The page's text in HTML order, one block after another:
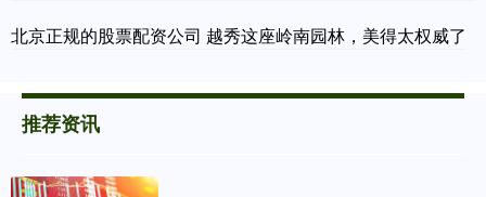
北京正规的股票配资公司 越秀这座岭南园林，美得太权威了
推荐资讯